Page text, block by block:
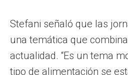
Stefani señaló que las
una temática que
actualidad. “Es un tema
tipo de alimentación se